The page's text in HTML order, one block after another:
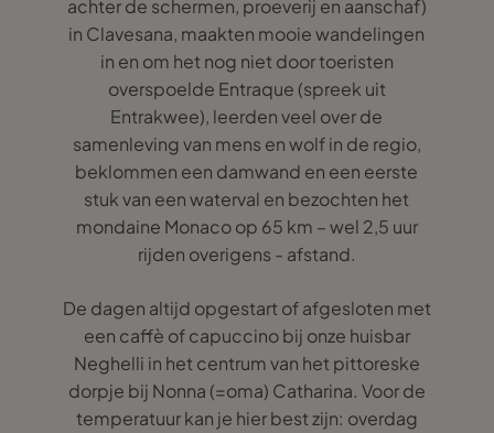
achter de schermen, proeverij en aanschaf)
in Clavesana, maakten mooie wandelingen
in en om het nog niet door toeristen
overspoelde Entraque (spreek uit
Entrakwee), leerden veel over de
samenleving van mens en wolf in de regio,
beklommen een damwand en een eerste
stuk van een waterval en bezochten het
mondaine Monaco op 65 km – wel 2,5 uur
rijden overigens - afstand.
De dagen altijd opgestart of afgesloten met
een caffè of capuccino bij onze huisbar
Neghelli in het centrum van het pittoreske
dorpje bij Nonna (=oma) Catharina. Voor de
temperatuur kan je hier best zijn: overdag